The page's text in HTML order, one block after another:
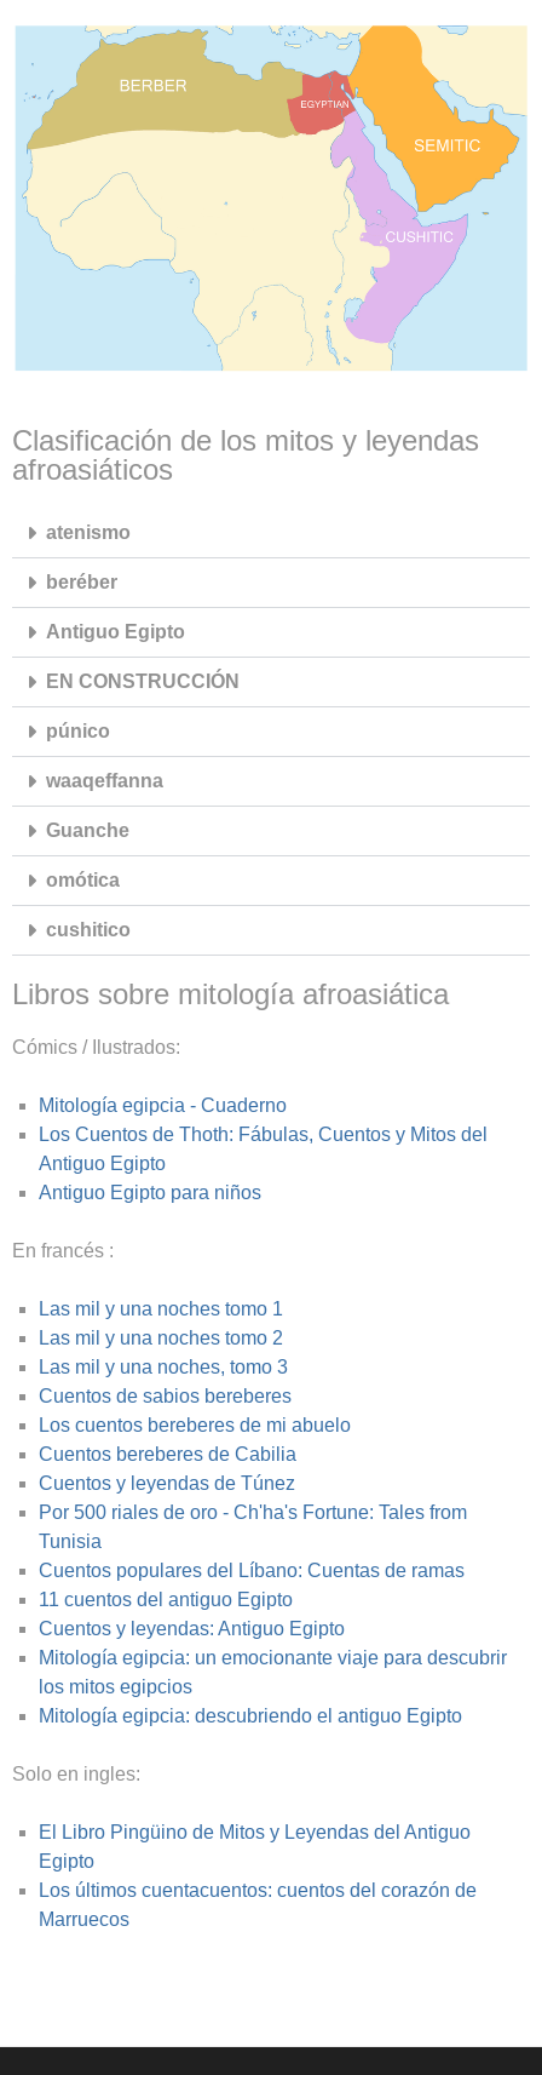
Clasificación de los mitos y leyendas
afroasiáticos
atenismo
beréber
Antiguo Egipto
EN CONSTRUCCIÓN
púnico
waaqeffanna
Guanche
omótica
cushitico
Libros sobre mitología afroasiática
Cómics / Ilustrados:
Mitología egipcia - Cuaderno
Los Cuentos de Thoth: Fábulas, Cuentos y Mitos del
Antiguo Egipto
Antiguo Egipto para niños
En francés :
Las mil y una noches tomo 1
Las mil y una noches tomo 2
Las mil y una noches, tomo 3
Cuentos de sabios bereberes
Los cuentos bereberes de mi abuelo
Cuentos bereberes de Cabilia
Cuentos y leyendas de Túnez
Por 500 riales de oro - Ch'ha's Fortune: Tales from
Tunisia
Cuentos populares del Líbano: Cuentas de ramas
11 cuentos del antiguo Egipto
Cuentos y leyendas: Antiguo Egipto
Mitología egipcia: un emocionante viaje para descubrir
los mitos egipcios
Mitología egipcia: descubriendo el antiguo Egipto
Solo en ingles:
El Libro Pingüino de Mitos y Leyendas del Antiguo
Egipto
Los últimos cuentacuentos: cuentos del corazón de
Marruecos